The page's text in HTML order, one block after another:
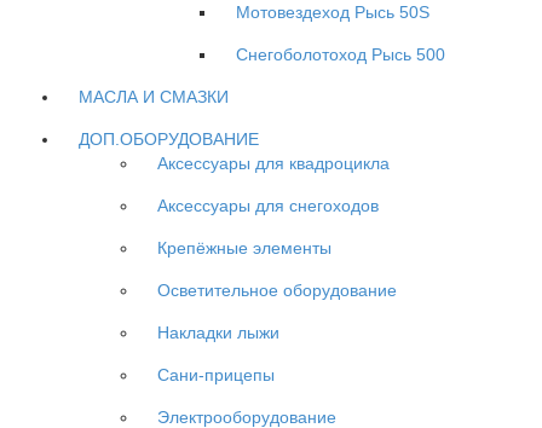
Мотовездеход Рысь 50S
Снегоболотоход Рысь 500
МАСЛА И СМАЗКИ
ДОП.ОБОРУДОВАНИЕ
Аксессуары для квадроцикла
Аксессуары для снегоходов
Крепёжные элементы
Осветительное оборудование
Накладки лыжи
Сани-прицепы
Электрооборудование